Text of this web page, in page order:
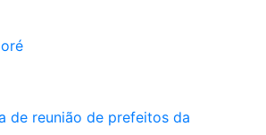
de reunião de prefeitos da